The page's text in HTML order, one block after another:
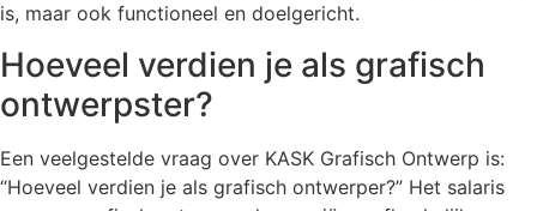
is, maar ook functioneel en doelgericht.
Hoeveel verdien je als grafisch
ontwerpster?
Een veelgestelde vraag over KASK Grafisch Ontwerp is:
“Hoeveel verdien je als grafisch ontwerper?” Het salaris